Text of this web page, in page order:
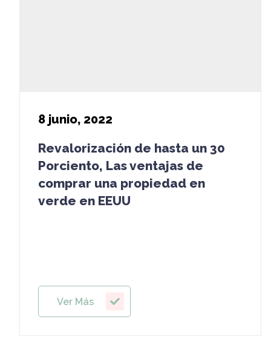
8 junio, 2022
Revalorización de hasta un 30
Porciento, Las ventajas de
comprar una propiedad en
verde en EEUU
Ver Más